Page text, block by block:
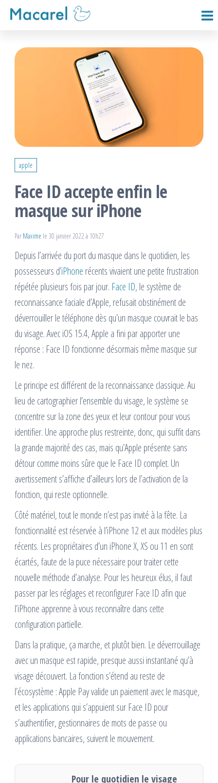
Passer
apple
Face ID accepte enfin le
masque sur iPhone
Par Maxime le 30 janvier 2022 à 10h27
Depuis l’arrivée du port du masque dans le quotidien, les
possesseurs d’iPhone récents vivaient une petite frustration
répétée plusieurs fois par jour. Face ID, le système de
reconnaissance faciale d’Apple, refusait obstinément de
déverrouiller le téléphone dès qu’un masque couvrait le bas
du visage. Avec iOS 15.4, Apple a fini par apporter une
réponse : Face ID fonctionne désormais même masque sur
le nez.
Le principe est différent de la reconnaissance classique. Au
lieu de cartographier l’ensemble du visage, le système se
concentre sur la zone des yeux et leur contour pour vous
identifier. Une approche plus restreinte, donc, qui suffit dans
la grande majorité des cas, mais qu’Apple présente sans
détour comme moins sûre que le Face ID complet. Un
avertissement s’affiche d’ailleurs lors de l’activation de la
fonction, qui reste optionnelle.
Côté matériel, tout le monde n’est pas invité à la fête. La
fonctionnalité est réservée à l’iPhone 12 et aux modèles plus
récents. Les propriétaires d’un iPhone X, XS ou 11 en sont
écartés, faute de la puce nécessaire pour traiter cette
nouvelle méthode d’analyse. Pour les heureux élus, il faut
passer par les réglages et reconfigurer Face ID afin que
l’iPhone apprenne à vous reconnaître dans cette
configuration partielle.
Dans la pratique, ça marche, et plutôt bien. Le déverrouillage
avec un masque est rapide, presque aussi instantané qu’à
visage découvert. La fonction s’étend au reste de
l’écosystème : Apple Pay valide un paiement avec le masque,
et les applications qui s’appuient sur Face ID pour
s’authentifier, gestionnaires de mots de passe ou
applications bancaires, suivent le mouvement.
Pour le quotidien le visage